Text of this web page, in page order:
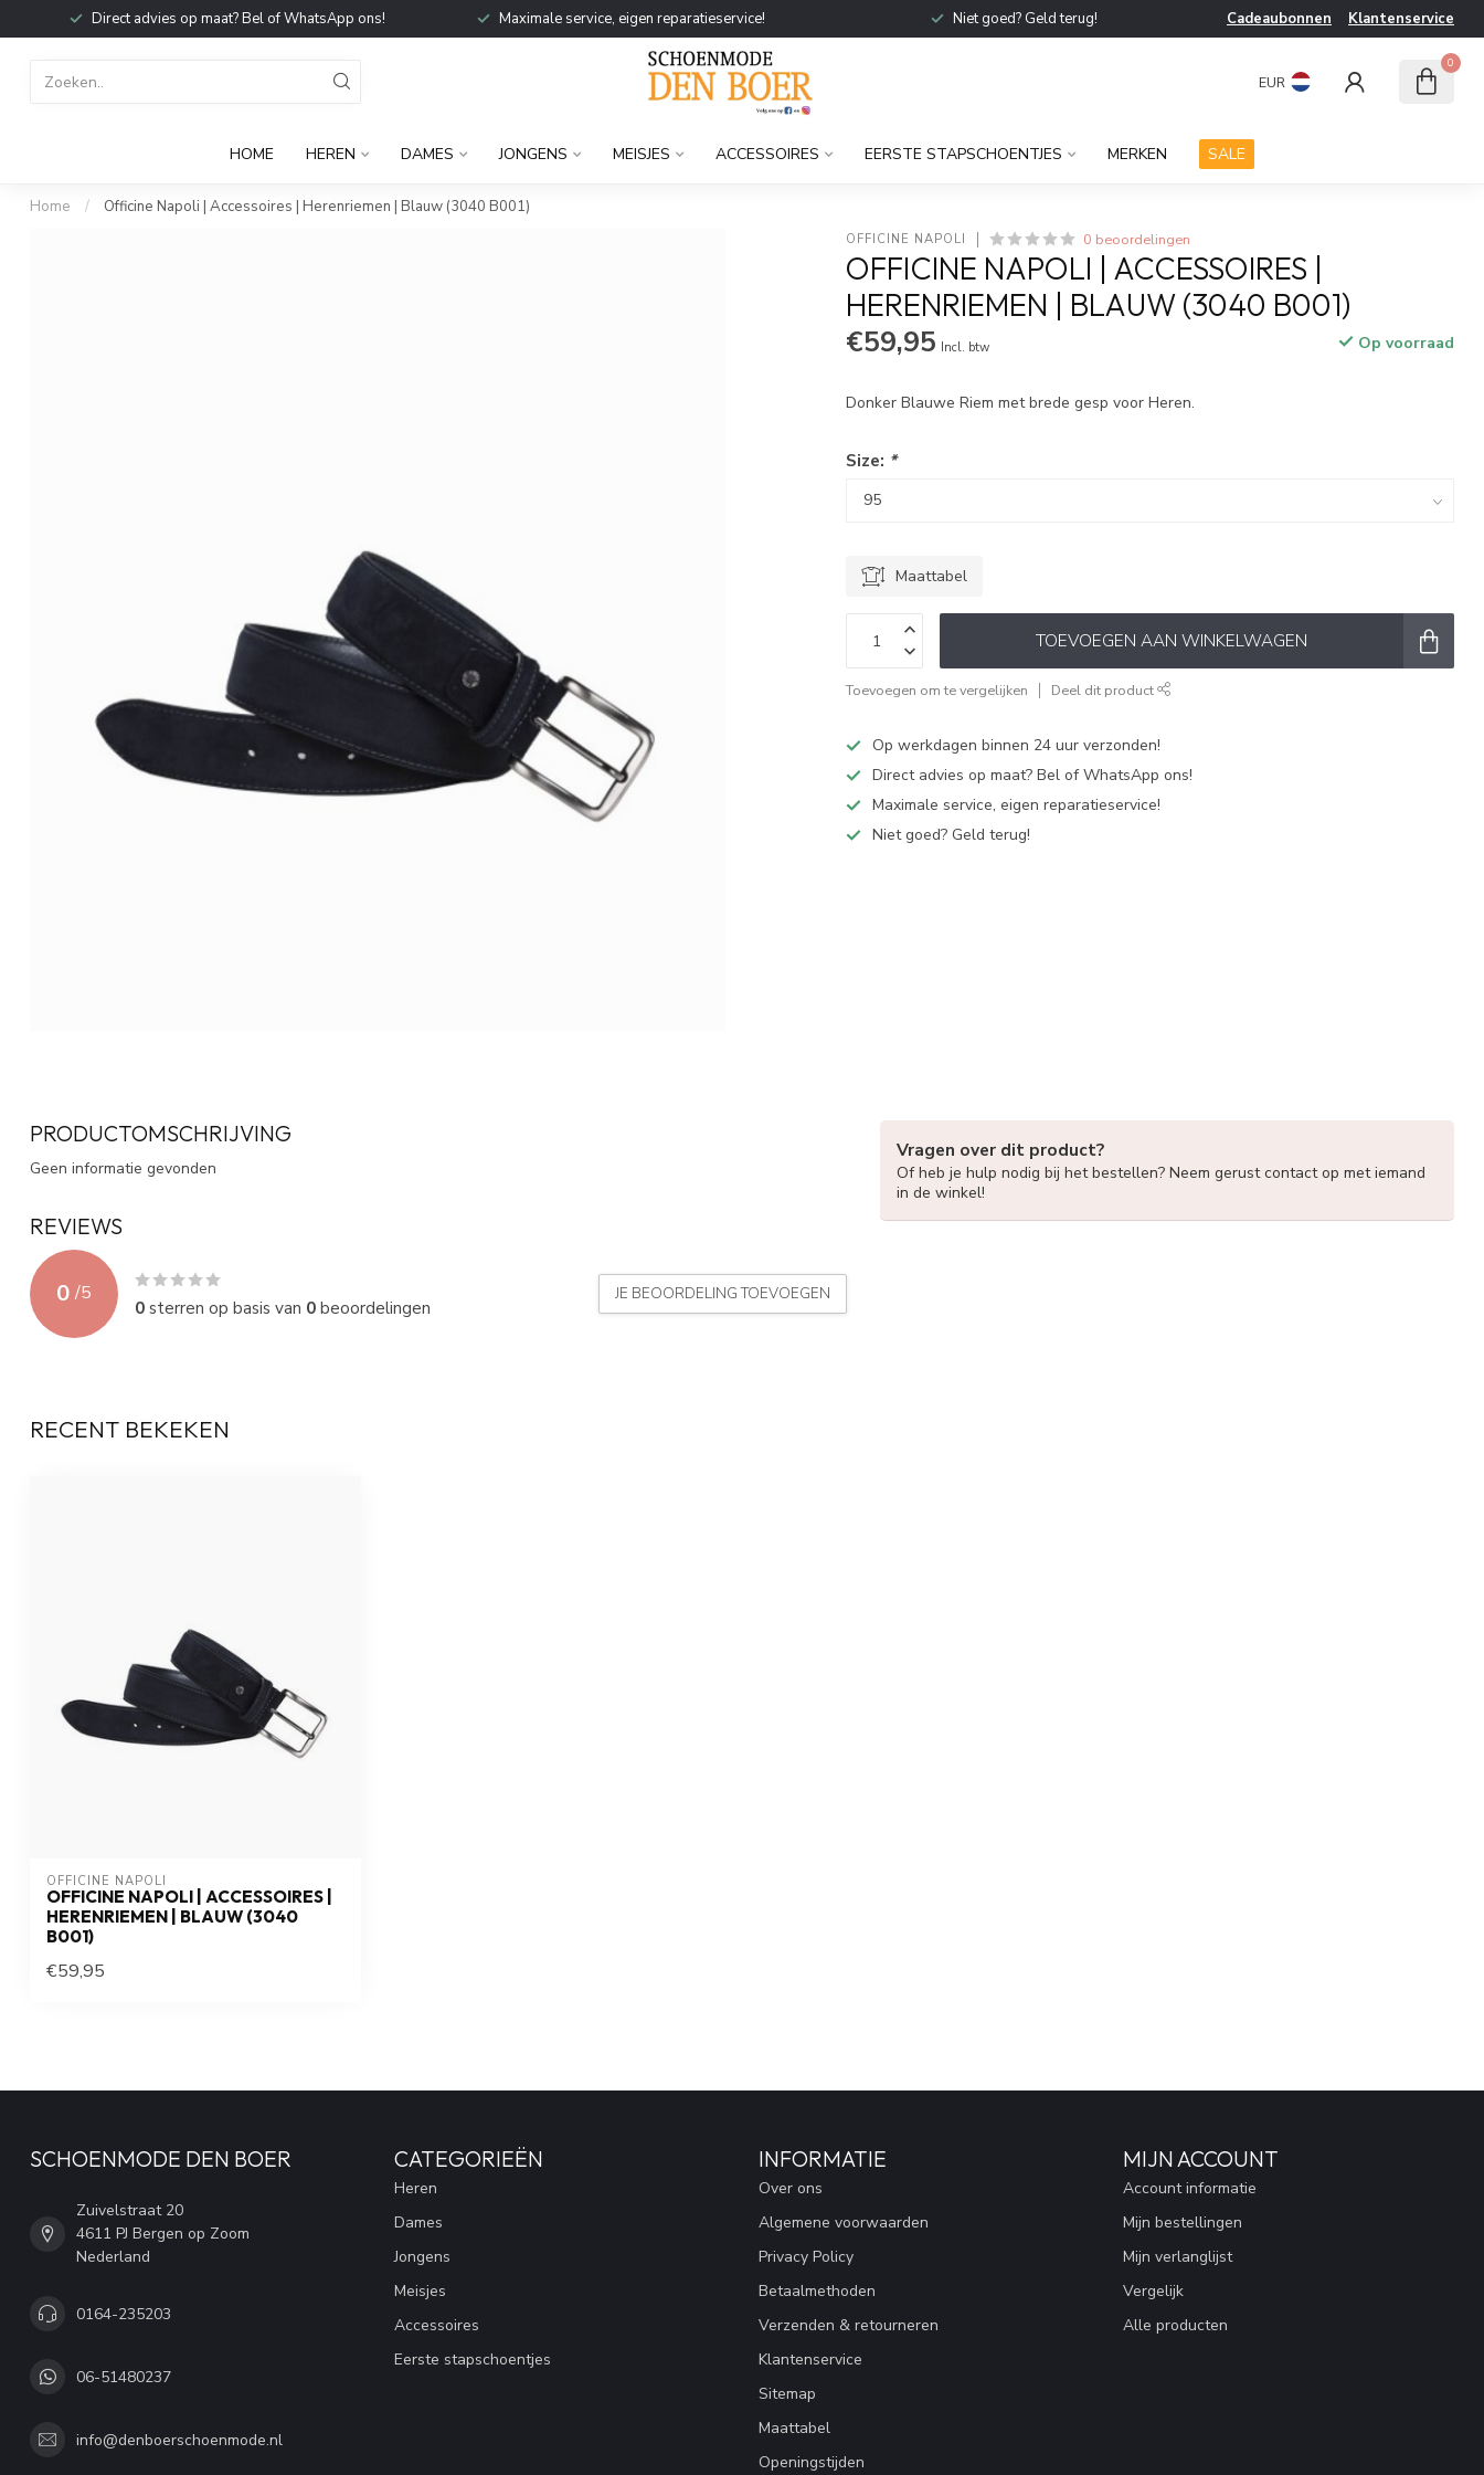
Direct advies op maat? Bel of WhatsApp ons! Maximale service, eigen reparatieservice! Niet goed? Geld terug! Cadeaubonnen Klantenservice
EUR
0
HOME HEREN DAMES JONGENS MEISJES ACCESSOIRES EERSTE STAPSCHOENTJES MERKEN SALE
Home / Officine Napoli | Accessoires | Herenriemen | Blauw (3040 B001)
OFFICINE NAPOLI 0 beoordelingen
OFFICINE NAPOLI | ACCESSOIRES |
HERENRIEMEN | BLAUW (3040 B001)
€59,95 Incl. btw Op voorraad
Donker Blauwe Riem met brede gesp voor Heren.
Size: *
Maattabel
TOEVOEGEN AAN WINKELWAGEN
Toevoegen om te vergelijken Deel dit product
Op werkdagen binnen 24 uur verzonden!
Direct advies op maat? Bel of WhatsApp ons!
Maximale service, eigen reparatieservice!
Niet goed? Geld terug!
PRODUCTOMSCHRIJVING
Geen informatie gevonden
REVIEWS
0 /5
0sterren op basis van 0beoordelingen
JE BEOORDELING TOEVOEGEN
Vragen over dit product?
Of heb je hulp nodig bij het bestellen? Neem gerust contact op met iemand
in de winkel!
RECENT BEKEKEN
OFFICINE NAPOLI
OFFICINE NAPOLI | ACCESSOIRES |
HERENRIEMEN | BLAUW (3040
B001)
€59,95
SCHOENMODE DEN BOER
Zuivelstraat 20
4611 PJ Bergen op Zoom
Nederland
0164-235203
06-51480237
info@denboerschoenmode.nl
CATEGORIEËN
Heren
Dames
Jongens
Meisjes
Accessoires
Eerste stapschoentjes
INFORMATIE
Over ons
Algemene voorwaarden
Privacy Policy
Betaalmethoden
Verzenden & retourneren
Klantenservice
Sitemap
Maattabel
Openingstijden
MIJN ACCOUNT
Account informatie
Mijn bestellingen
Mijn verlanglijst
Vergelijk
Alle producten